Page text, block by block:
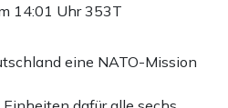
14:01 Uhr353T
eine NATO-Mission